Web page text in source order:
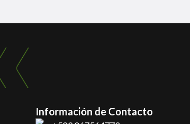
Información de Contacto